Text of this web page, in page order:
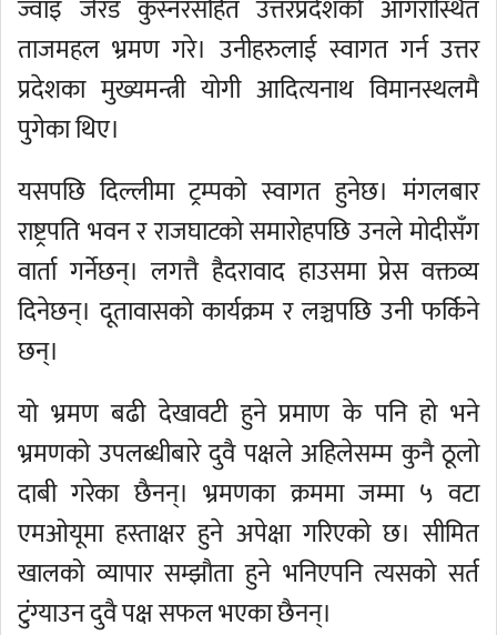
ज्वाइँ जेरड कुस्नरसहित उत्तरप्रदेशको आगरास्थित
ताजमहल भ्रमण गरे। उनीहरुलाई स्वागत गर्न उत्तर
प्रदेशका मुख्यमन्त्री योगी आदित्यनाथ विमानस्थलमै
पुगेका थिए।
यसपछि दिल्लीमा ट्रम्पको स्वागत हुनेछ। मंगलबार
राष्ट्रपति भवन र राजघाटको समारोहपछि उनले मोदीसँग
वार्ता गर्नेछन्। लगत्तै हैदरावाद हाउसमा प्रेस वक्तव्य
दिनेछन्। दूतावासको कार्यक्रम र लञ्चपछि उनी फर्किने
छन्।
यो भ्रमण बढी देखावटी हुने प्रमाण के पनि हो भने
भ्रमणको उपलब्धीबारे दुवै पक्षले अहिलेसम्म कुनै ठूलो
दाबी गरेका छैनन्। भ्रमणका क्रममा जम्मा ५ वटा
एमओयूमा हस्ताक्षर हुने अपेक्षा गरिएको छ। सीमित
खालको व्यापार सम्झौता हुने भनिएपनि त्यसको सर्त
टुंग्याउन दुवै पक्ष सफल भएका छैनन्।